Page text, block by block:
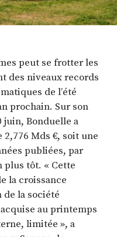
peut se frotter les
des niveaux records
de l’été
prochain. Sur son
juin, Bonduelle a
Mds €, soit une
publiées, par
plus tôt. « Cette
la croissance
la société
au printemps
limitée », a